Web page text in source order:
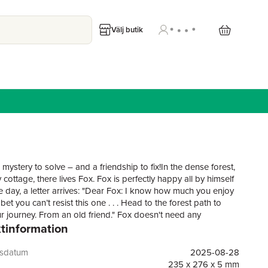
Välj butik
mystery to solve – and a friendship to fix!In the dense forest,
cottage, there lives Fox. Fox is perfectly happy all by himself
day, a letter arrives: "Dear Fox: I know how much you enjoy
you can’t resist this one . . . Head to the forest path to
journey. From an old friend." Fox doesn't need any
puzzles, adventures or memories of his old— But he stops
one clue leads to the next: Fox follows arrows in the
taped to trees, swirling smoke signals, a map from a bottle
2025-08-28
235 x 276 x 5 mm